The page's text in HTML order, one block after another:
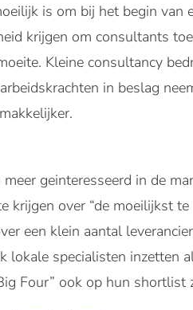
is om bij het begin van
krijgen om consultants
Kleine consultancy
in beslag
geinteresseerd in de
krijgen over “de moeilijkst
een klein aantal
lokale specialisten inzetten
Four” ook op hun shortlist